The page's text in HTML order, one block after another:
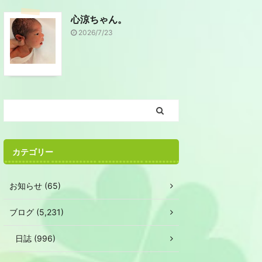
心涼ちゃん。
2026/7/23
カテゴリー
お知らせ (65)
ブログ (5,231)
日誌 (996)